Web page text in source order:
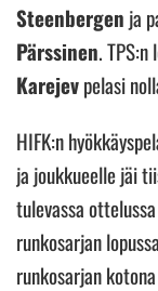
Steenbergen ja
Pärssinen.
Karejevpelasi
HIFK:n
ja joukkueelle jäi
tulevassa
runkosarjan
runkosarjan